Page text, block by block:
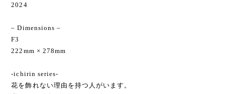
2024
– Dimensions –
F3
222mm × 278mm
-ichirin series-
花を飾れない理由を持つ人がいます。